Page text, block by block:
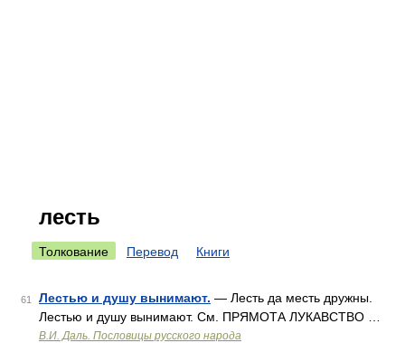
лесть
Толкование Перевод Книги
61 Лестью и душу вынимают. — Лесть да месть дружны.
Лестью и душу вынимают. См. ПРЯМОТА ЛУКАВСТВО …
В.И. Даль. Пословицы русского народа